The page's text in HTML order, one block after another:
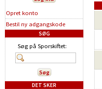
Opret konto
Bestil ny adgangskode
SØG
Søg på Sporskiftet:
DET SKER